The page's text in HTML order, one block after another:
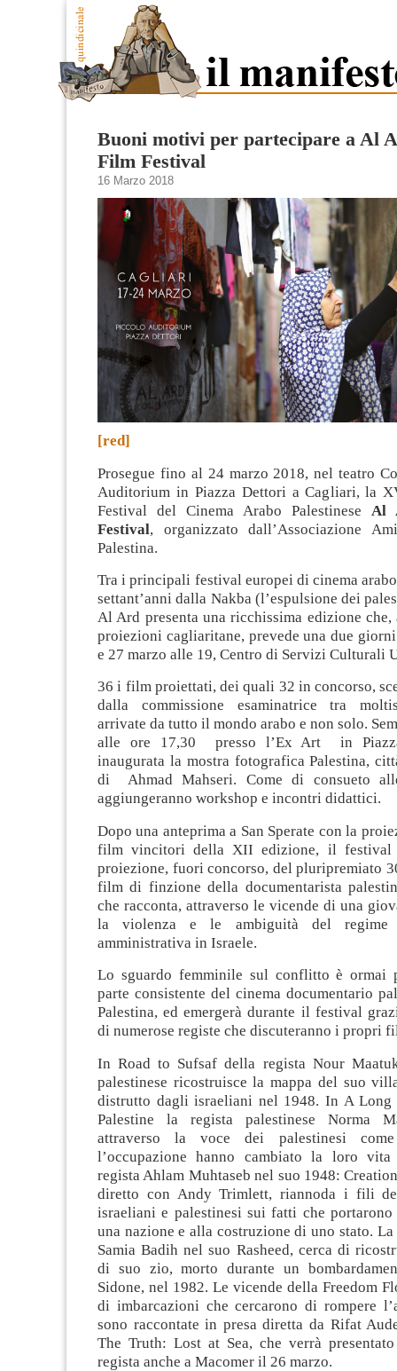
Buoni motivi per partecipare a Al
Film Festival
16 Marzo 2018
[red]
Prosegue fino al 24 marzo 2018, nel teatro
Auditorium in Piazza Dettori a Cagliari, la
Festival del Cinema Arabo Palestinese Al
Festival, organizzato dall’Associazione
Palestina.
Tra i principali festival europei di cinema
settant’anni dalla Nakba (l’espulsione dei
Al Ard presenta una ricchissima edizione
proiezioni cagliaritane, prevede una due
e 27 marzo alle 19, Centro di Servizi Culturali
36 i film proiettati, dei quali 32 in concorso,
dalla commissione esaminatrice tra
arrivate da tutto il mondo arabo e non solo.
alle ore 17,30 presso l’Ex Art in
inaugurata la mostra fotografica Palestina,
di Ahmad Mahseri. Come di consueto
aggiungeranno workshop e incontri didattici.
Dopo una anteprima a San Sperate con la
film vincitori della XII edizione, il festival
proiezione, fuori concorso, del pluripremiato
film di finzione della documentarista
che racconta, attraverso le vicende di una
la violenza e le ambiguità del regime
amministrativa in Israele.
Lo sguardo femminile sul conflitto è ormai
parte consistente del cinema documentario
Palestina, ed emergerà durante il festival
di numerose registe che discuteranno i propri
In Road to Sufsaf della regista Nour
palestinese ricostruisce la mappa del suo
distrutto dagli israeliani nel 1948. In A Long
Palestine la regista palestinese Norma
attraverso la voce dei palestinesi
l’occupazione hanno cambiato la loro
regista Ahlam Muhtaseb nel suo 1948:
diretto con Andy Trimlett, riannoda i fili
israeliani e palestinesi sui fatti che
una nazione e alla costruzione di uno stato.
Samia Badih nel suo Rasheed, cerca di
di suo zio, morto durante un
Sidone, nel 1982. Le vicende della Freedom
di imbarcazioni che cercarono di rompere
sono raccontate in presa diretta da Rifat
The Truth: Lost at Sea, che verrà
regista anche a Macomer il 26 marzo.